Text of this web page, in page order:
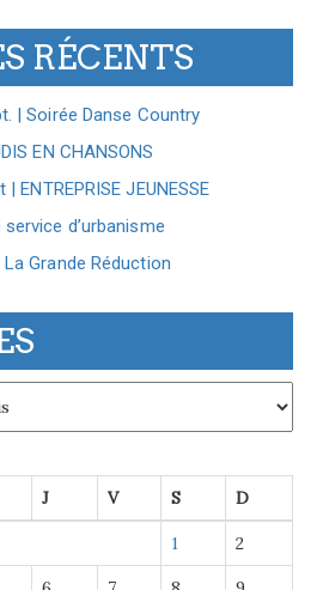
RÉCENTS
| Soirée Danse Country
EN CHANSONS
ENTREPRISE JEUNESSE
d’urbanisme
Grande Réduction
J V S D
1 2